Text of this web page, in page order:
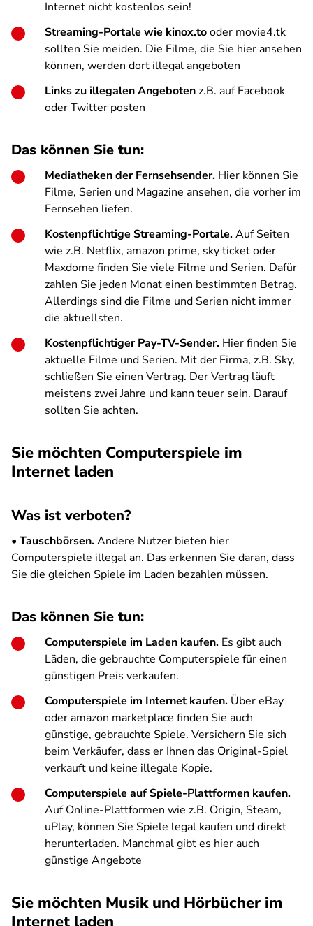
Internet nicht kostenlos sein!
Streaming-Portale wie kinox.tooder movie4.tk
sollten Sie meiden. Die Filme, die Sie hier ansehen
können, werden dort illegal angeboten
Links zu illegalen Angebotenz.B. auf Facebook
oder Twitter posten
Das können Sie tun:
Mediatheken der Fernsehsender. Hier können Sie
Filme, Serien und Magazine ansehen, die vorher im
Fernsehen liefen.
Kostenpflichtige Streaming-Portale.Auf Seiten
wie z.B. Netflix, amazon prime, sky ticket oder
Maxdome finden Sie viele Filme und Serien. Dafür
zahlen Sie jeden Monat einen bestimmten Betrag.
Allerdings sind die Filme und Serien nicht immer
die aktuellsten.
Kostenpflichtiger Pay-TV-Sender. Hier finden Sie
aktuelle Filme und Serien. Mit der Firma, z.B. Sky,
schließen Sie einen Vertrag. Der Vertrag läuft
meistens zwei Jahre und kann teuer sein. Darauf
sollten Sie achten.
Sie möchten Computerspiele im
Internet laden
Was ist verboten?
• Tauschbörsen.Andere Nutzer bieten hier
Computerspiele illegal an. Das erkennen Sie daran, dass
Sie die gleichen Spiele im Laden bezahlen müssen.
Das können Sie tun:
Computerspiele im Laden kaufen. Es gibt auch
Läden, die gebrauchte Computerspiele für einen
günstigen Preis verkaufen.
Computerspiele im Internet kaufen. Über eBay
oder amazon marketplace finden Sie auch
günstige, gebrauchte Spiele. Versichern Sie sich
beim Verkäufer, dass er Ihnen das Original-Spiel
verkauft und keine illegale Kopie.
Computerspiele auf Spiele-Plattformen kaufen.
Auf Online-Plattformen wie z.B. Origin, Steam,
uPlay, können Sie Spiele legal kaufen und direkt
herunterladen. Manchmal gibt es hier auch
günstige Angebote
Sie möchten Musik und Hörbücher im
Internet laden